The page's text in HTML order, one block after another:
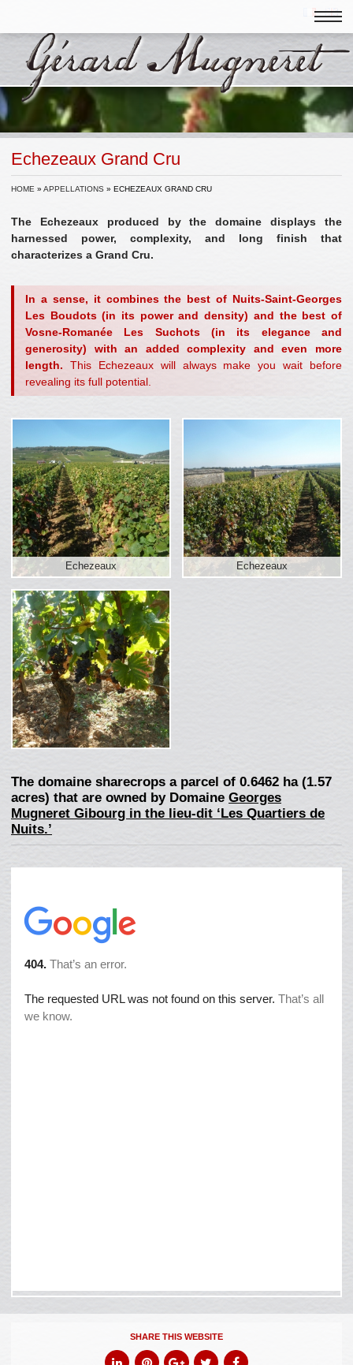
Echezeaux Grand Cru
HOME » APPELLATIONS » ECHEZEAUX GRAND CRU
The Echezeaux produced by the domaine displays the
harnessed power, complexity, and long finish that
characterizes a Grand Cru.
In a sense, it combines the best of Nuits-Saint-Georges
Les Boudots (in its power and density) and the best of
Vosne-Romanée Les Suchots (in its elegance and
generosity) with an added complexity and even more
length. This Echezeaux will always make you wait before
revealing its full potential.
Echezeaux Echezeaux
The domaine sharecrops a parcel of 0.6462 ha (1.57
acres) that are owned by Domaine Georges
Mugneret Gibourg in the lieu-dit ‘Les Quartiers de
Nuits.’
SHARE THIS WEBSITE